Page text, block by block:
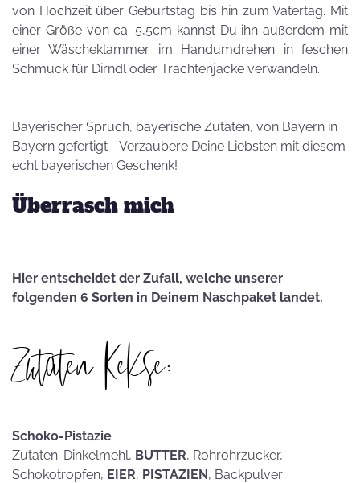
von Hochzeit über Geburtstag bis hin zum Vatertag. Mit
einer Größe von ca. 5,5cm kannst Du ihn außerdem mit
einer Wäscheklammer im Handumdrehen in feschen
Schmuck für Dirndl oder Trachtenjacke verwandeln.
Bayerischer Spruch, bayerische Zutaten, von Bayern in
Bayern gefertigt - Verzaubere Deine Liebsten mit diesem
echt bayerischen Geschenk!
Überrasch mich
Hier entscheidet der Zufall, welche unserer
folgenden 6 Sorten in Deinem Naschpaket landet.
Zutaten Kekse:
Schoko-Pistazie
Zutaten: Dinkelmehl, BUTTER, Rohrohrzucker,
Schokotropfen, EIER, PISTAZIEN, Backpulver